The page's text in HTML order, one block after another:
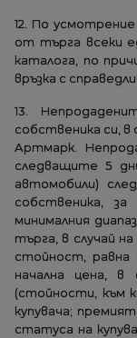
12. По
от търга всеки
каталога, по
връзка с
13.
собственика си,
Артмарк.
следващите 5
автомобили)
собственика,
минималния
търга, в случай
стойност, равна
начална цена, в
(стойности, към
купувача;
статуса на